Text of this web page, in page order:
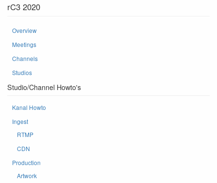
rC3 2020
Overview
Meetings
Channels
Studios
Studio/Channel Howto's
Kanal Howto
Ingest
RTMP
CDN
Production
Artwork